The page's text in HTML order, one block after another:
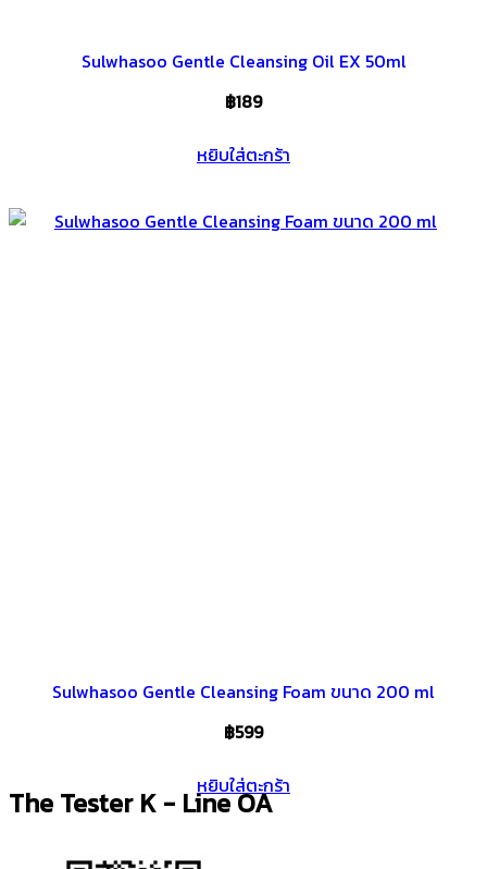
Sulwhasoo Gentle Cleansing Oil EX 50ml
฿189
หยิบใส่ตะกร้า
Sulwhasoo Gentle Cleansing Foam ขนาด 200 ml
฿599
หยิบใส่ตะกร้า
The Tester K - Line OA